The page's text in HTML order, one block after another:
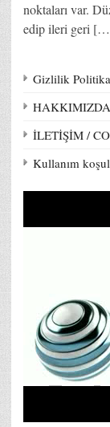
noktaları var.
edip ileri geri
Gizlilik
HAKKIMIZDA
İLETİŞİM /
Kullanım